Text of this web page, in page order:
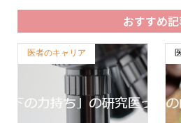
おすすめ
医者のキャリア